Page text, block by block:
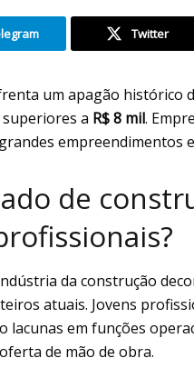
Twitter
um apagão histórico
a R$ 8 mil.
empreendimentos
de
da construção
atuais. Jovens
lacunas em funções
de mão de obra.